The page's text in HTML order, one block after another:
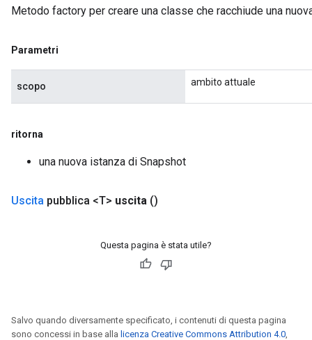
Metodo factory per creare una classe che racchiude una
Parametri
scopo ambito attuale
ritorna
una nuova istanza di Snapshot
Uscita pubblica <T> uscita ()
Questa pagina è stata utile?
Salvo quando diversamente specificato, i contenuti di questa pagina
sono concessi in base alla licenza Creative Commons Attribution 4.0,